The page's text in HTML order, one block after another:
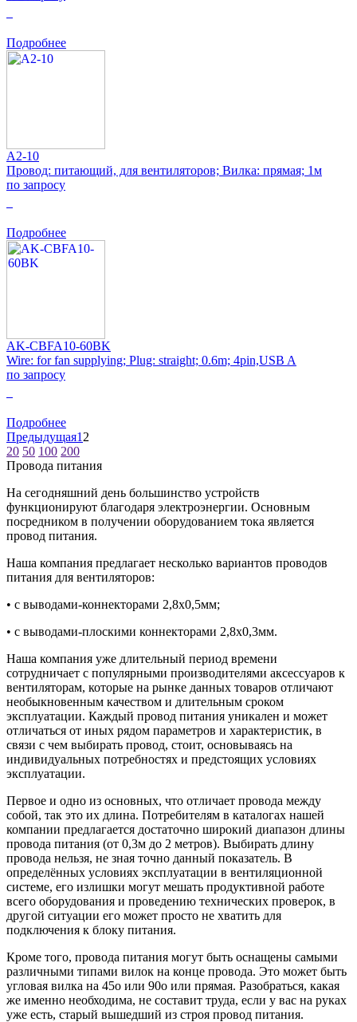
Подробнее
A2-10
Провод: питающий, для вентиляторов; Вилка: прямая; 1м
по запросу
Подробнее
AK-CBFA10-60BK
Wire: for fan supplying; Plug: straight; 0.6m; 4pin,USB A
по запросу
Подробнее
Предыдущая1 2
20 50 100 200
Провода питания
На сегодняшний день большинство устройств
функционируют благодаря электроэнергии. Основным
посредником в получении оборудованием тока является
провод питания.
Наша компания предлагает несколько вариантов проводов
питания для вентиляторов:
• с выводами-коннекторами 2,8х0,5мм;
• с выводами-плоскими коннекторами 2,8х0,3мм.
Наша компания уже длительный период времени
сотрудничает с популярными производителями аксессуаров к
вентиляторам, которые на рынке данных товаров отличают
необыкновенным качеством и длительным сроком
эксплуатации. Каждый провод питания уникален и может
отличаться от иных рядом параметров и характеристик, в
связи с чем выбирать провод, стоит, основываясь на
индивидуальных потребностях и предстоящих условиях
эксплуатации.
Первое и одно из основных, что отличает провода между
собой, так это их длина. Потребителям в каталогах нашей
компании предлагается достаточно широкий диапазон длины
провода питания (от 0,3м до 2 метров). Выбирать длину
провода нельзя, не зная точно данный показатель. В
определённых условиях эксплуатации в вентиляционной
системе, его излишки могут мешать продуктивной работе
всего оборудования и проведению технических проверок, в
другой ситуации его может просто не хватить для
подключения к блоку питания.
Кроме того, провода питания могут быть оснащены самыми
различными типами вилок на конце провода. Это может быть
угловая вилка на 45о или 90о или прямая. Разобраться, какая
же именно необходима, не составит труда, если у вас на руках
уже есть, старый вышедший из строя провод питания.